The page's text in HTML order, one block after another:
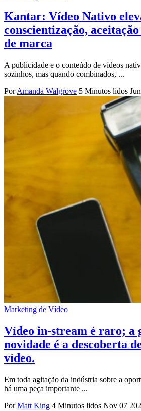
Kantar: Vídeo Nativo
conscientização,
de marca
A publicidade e o conteúdo de vídeos
sozinhos, mas quando combinados, ...
Por Amanda Walgrove 5 Minutos lidos
Marketing de Vídeo
Vídeo in-stream é raro; a
novidade é a descoberta
vídeo.
Em toda agitação da indústria sobre a
há uma peça importante ...
Por Matt King 4 Minutos lidos Nov 07